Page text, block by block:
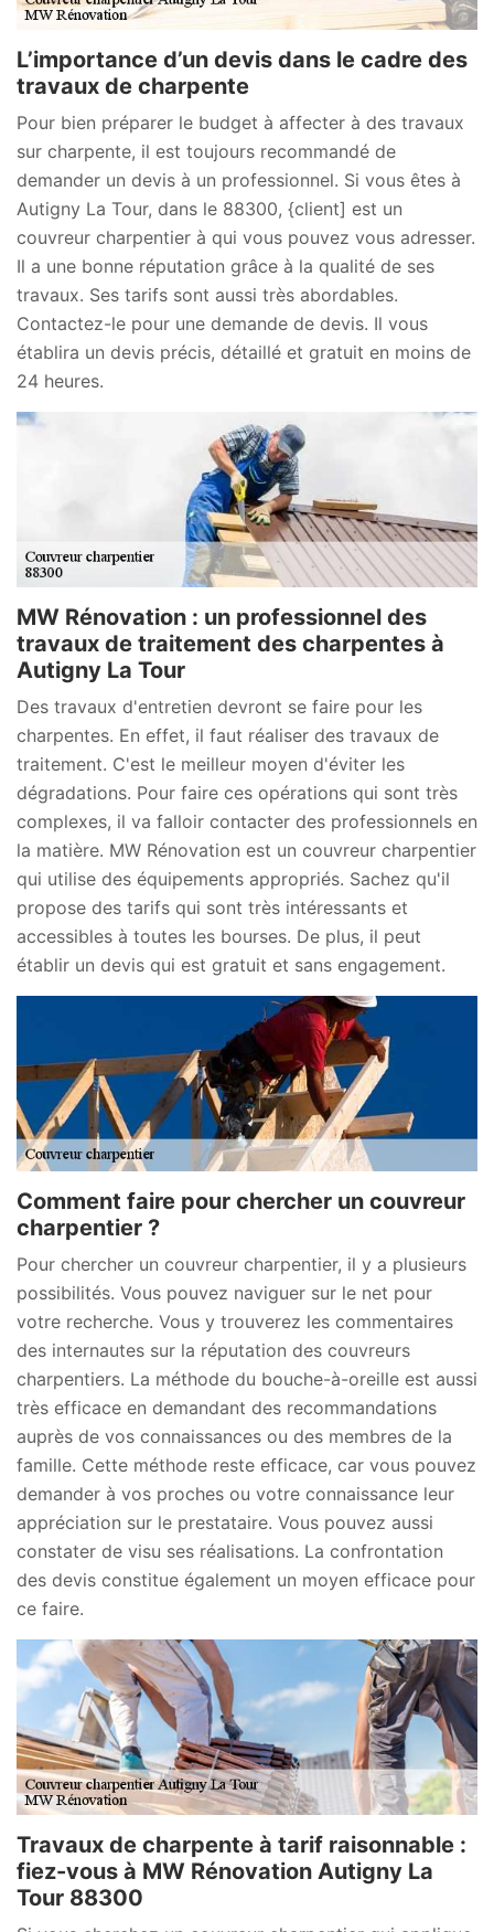
L’importance d’un devis dans le cadre des
travaux de charpente
Pour bien préparer le budget à affecter à des travaux
sur charpente, il est toujours recommandé de
demander un devis à un professionnel. Si vous êtes à
Autigny La Tour, dans le 88300, {client] est un
couvreur charpentier à qui vous pouvez vous adresser.
Il a une bonne réputation grâce à la qualité de ses
travaux. Ses tarifs sont aussi très abordables.
Contactez-le pour une demande de devis. Il vous
établira un devis précis, détaillé et gratuit en moins de
24 heures.
MW Rénovation : un professionnel des
travaux de traitement des charpentes à
Autigny La Tour
Des travaux d'entretien devront se faire pour les
charpentes. En effet, il faut réaliser des travaux de
traitement. C'est le meilleur moyen d'éviter les
dégradations. Pour faire ces opérations qui sont très
complexes, il va falloir contacter des professionnels en
la matière. MW Rénovation est un couvreur charpentier
qui utilise des équipements appropriés. Sachez qu'il
propose des tarifs qui sont très intéressants et
accessibles à toutes les bourses. De plus, il peut
établir un devis qui est gratuit et sans engagement.
Comment faire pour chercher un couvreur
charpentier ?
Pour chercher un couvreur charpentier, il y a plusieurs
possibilités. Vous pouvez naviguer sur le net pour
votre recherche. Vous y trouverez les commentaires
des internautes sur la réputation des couvreurs
charpentiers. La méthode du bouche-à-oreille est aussi
très efficace en demandant des recommandations
auprès de vos connaissances ou des membres de la
famille. Cette méthode reste efficace, car vous pouvez
demander à vos proches ou votre connaissance leur
appréciation sur le prestataire. Vous pouvez aussi
constater de visu ses réalisations. La confrontation
des devis constitue également un moyen efficace pour
ce faire.
Travaux de charpente à tarif raisonnable :
fiez-vous à MW Rénovation Autigny La
Tour 88300